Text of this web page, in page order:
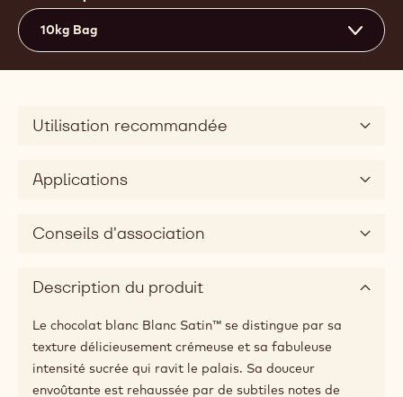
10kg Bag
Utilisation recommandée
Applications
Conseils d'association
Description du produit
Le chocolat blanc Blanc Satin™ se distingue par sa
texture délicieusement crémeuse et sa fabuleuse
intensité sucrée qui ravit le palais. Sa douceur
envoûtante est rehaussée par de subtiles notes de